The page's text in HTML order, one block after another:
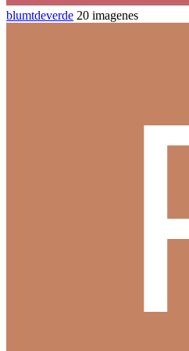
blumtdeverde 20 imagenes